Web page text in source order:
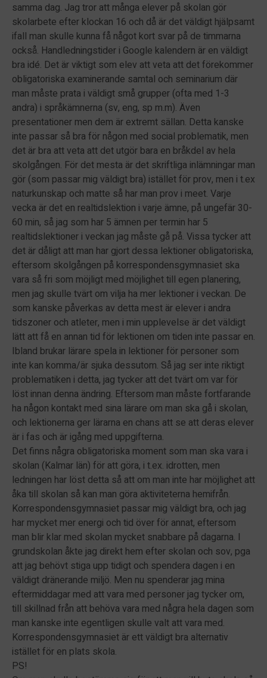
samma dag. Jag tror att många elever på skolan gör
skolarbete efter klockan 16 och då är det väldigt hjälpsamt
ifall man skulle kunna få något kort svar på de timmarna
också. Handledningstider i Google kalendern är en väldigt
bra idé. Det är viktigt som elev att veta att det förekommer
obligatoriska examinerande samtal och seminarium där
man måste prata i väldigt små grupper (ofta med 1-3
andra) i språkämnerna (sv, eng, sp m.m). Även
presentationer men dem är extremt sällan. Detta kanske
inte passar så bra för någon med social problematik, men
det är bra att veta att det utgör bara en bråkdel av hela
skolgången. För det mesta är det skriftliga inlämningar man
gör (som passar mig väldigt bra) istället för prov, men i t.ex
naturkunskap och matte så har man prov i meet. Varje
vecka är det en realtidslektion i varje ämne, på ungefär 30-
60 min, så jag som har 5 ämnen per termin har 5
realtidslektioner i veckan jag måste gå på. Vissa tycker att
det är dåligt att man har gjort dessa lektioner obligatoriska,
eftersom skolgången på korrespondensgymnasiet ska
vara så fri som möjligt med möjlighet till egen planering,
men jag skulle tvärt om vilja ha mer lektioner i veckan. De
som kanske påverkas av detta mest är elever i andra
tidszoner och atleter, men i min upplevelse är det väldigt
lätt att få en annan tid för lektionen om tiden inte passar en.
Ibland brukar lärare spela in lektioner för personer som
inte kan komma/är sjuka dessutom. Så jag ser inte riktigt
problematiken i detta, jag tycker att det tvärt om var för
löst innan denna ändring. Eftersom man måste fortfarande
ha någon kontakt med sina lärare om man ska gå i skolan,
och lektionerna ger lärarna en chans att se att deras elever
är i fas och är igång med uppgifterna.
Det finns några obligatoriska moment som man ska vara i
skolan (Kalmar län) för att göra, i t.ex. idrotten, men
ledningen har löst detta så att om man inte har möjlighet att
åka till skolan så kan man göra aktiviteterna hemifrån.
Korrespondensgymnasiet passar mig väldigt bra, och jag
har mycket mer energi och tid över för annat, eftersom
man blir klar med skolan mycket snabbare på dagarna. I
grundskolan åkte jag direkt hem efter skolan och sov, pga
att jag behövt stiga upp tidigt och spendera dagen i en
väldigt dränerande miljö. Men nu spenderar jag mina
eftermiddagar med att vara med personer jag tycker om,
till skillnad från att behöva vara med några hela dagen som
man kanske inte egentligen skulle valt att vara med.
Korrespondensgymnasiet är ett väldigt bra alternativ
istället för en plats skola.
PS!